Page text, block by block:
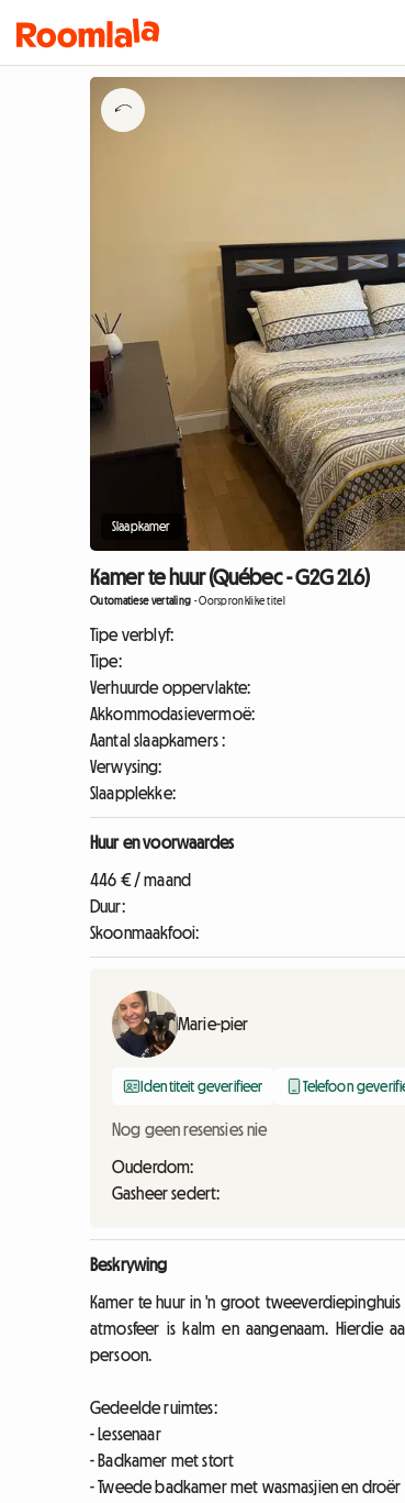
Slaapkamer
Kamer te huur (Québec - G2G 2L6)
Outomatiese vertaling -Oorspronklike titel
Tipe verblyf:
Tipe:
Verhuurde oppervlakte:
Akkommodasievermoë:
Aantal slaapkamers :
Verwysing:
Slaapplekke:
Huur en voorwaardes
446 € / maand
Duur:
Skoonmaakfooi:
Marie-pier
Identiteit geverifieer Telefoon
Nog geen resensies nie
Ouderdom:
Gasheer sedert:
Beskrywing
Kamer te huur in 'n groot
atmosfeer is kalm en aangenaam. Hierdie
persoon.
Gedeelde ruimtes:
- Lessenaar
- Badkamer met stort
- Tweede badkamer met wasmasjien en droër